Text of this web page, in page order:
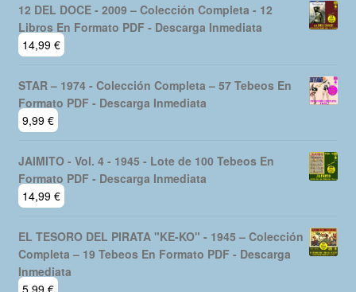
12 DEL DOCE - 2009 – Colección Completa - 12
Libros En Formato PDF - Descarga Inmediata
14,99 €
STAR – 1974 - Colección Completa – 57 Tebeos En
Formato PDF - Descarga Inmediata
9,99 €
JAIMITO - Vol. 4 - 1945 - Lote de 100 Tebeos En
Formato PDF - Descarga Inmediata
14,99 €
EL TESORO DEL PIRATA "KE-KO" - 1945 – Colección
Completa – 19 Tebeos En Formato PDF - Descarga
Inmediata
5,99 €